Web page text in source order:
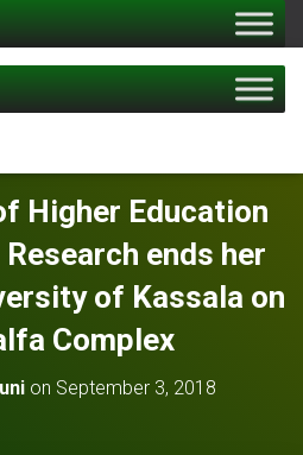
Higher Education
ends her
of Kassala on
Complex
on September 3, 2018